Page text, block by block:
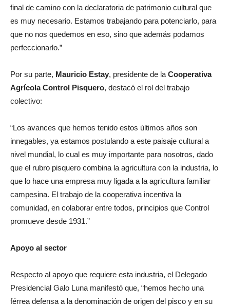
final de camino con la declaratoria de patrimonio cultural que
es muy necesario. Estamos trabajando para potenciarlo, para
que no nos quedemos en eso, sino que además podamos
perfeccionarlo.”
Por su parte, Mauricio Estay, presidente de la Cooperativa
Agrícola Control Pisquero, destacó el rol del trabajo
colectivo:
“Los avances que hemos tenido estos últimos años son
innegables, ya estamos postulando a este paisaje cultural a
nivel mundial, lo cual es muy importante para nosotros, dado
que el rubro pisquero combina la agricultura con la industria, lo
que lo hace una empresa muy ligada a la agricultura familiar
campesina. El trabajo de la cooperativa incentiva la
comunidad, en colaborar entre todos, principios que Control
promueve desde 1931.”
Apoyo al sector
Respecto al apoyo que requiere esta industria, el Delegado
Presidencial Galo Luna manifestó que, “hemos hecho una
férrea defensa a la denominación de origen del pisco y en su